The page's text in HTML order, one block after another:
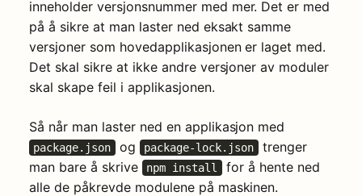
inneholder versjonsnummer med mer. Det er med
på å sikre at man laster ned eksakt samme
versjoner som hovedapplikasjonen er laget med.
Det skal sikre at ikke andre versjoner av moduler
skal skape feil i applikasjonen.
Så når man laster ned en applikasjon med
package.json og package-lock.json trenger
man bare å skrive
npm install for å hente ned
alle de påkrevde modulene på maskinen.